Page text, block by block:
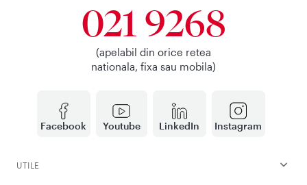
Facebook Youtube LinkedIn Instagram
021 9268
(apelabil din orice retea
nationala, fixa sau mobila)
UTILE